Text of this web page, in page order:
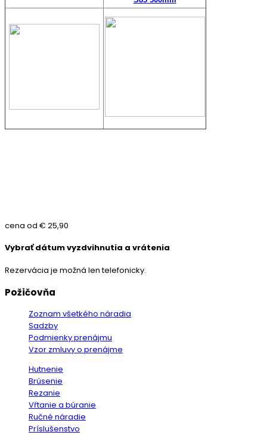
cena od € 25,90
Vybrať dátum vyzdvihnutia a vrátenia
Rezervácia je možná len telefonicky.
Požičovňa
Zoznam všetkého náradia
Sadzby
Podmienky prenájmu
Vzor zmluvy o prenájme
Hutnenie
Brúsenie
Rezanie
Vŕtanie a búranie
Ručné náradie
Príslušenstvo